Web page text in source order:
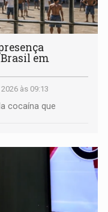
em
às 09:13
cocaína que